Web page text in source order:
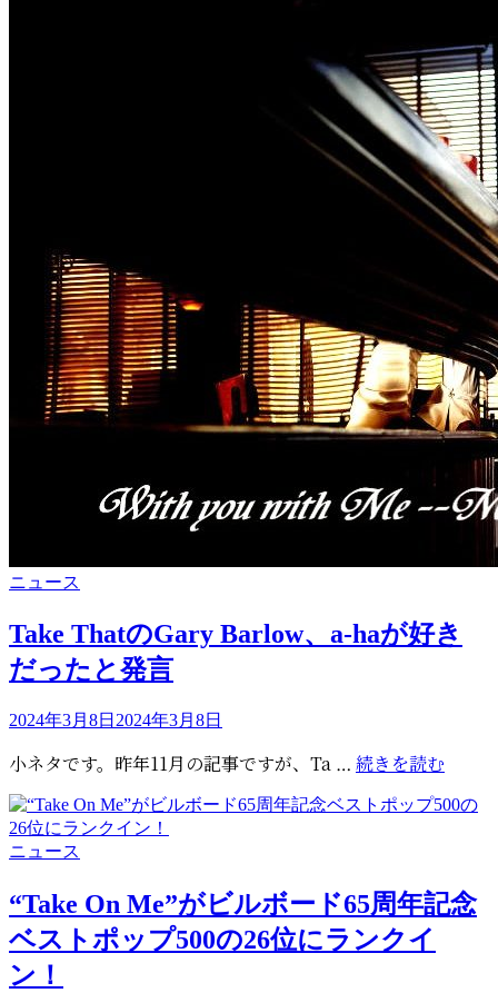
定
が
判
明
始
も
a-
カ
ゴ
リ
ー
ニュース
Take ThatのGary Barlow、a-haが好き
だったと発言
投
日:
2024年3月8日 2024年3月8日
小ネタです。昨年11月の記事ですが、Ta … 続きを読む
の
a-
ha
カ
ゴ
リ
ー
ニュース
“Take On Me”がビルボード65周年記念
ベストポップ500の26位にランクイ
ン！